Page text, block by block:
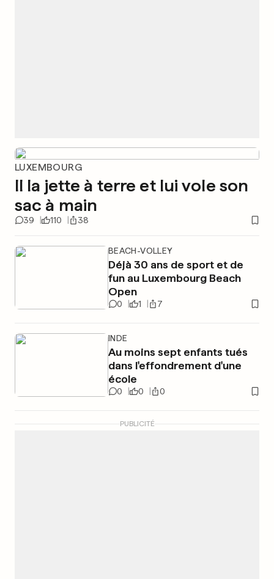
LUXEMBOURG
Il la jette à terre et lui vole son
sac à main
39 110 38
BEACH-VOLLEY
Déjà 30 ans de sport et de
fun au Luxembourg Beach
Open
0 1 7
INDE
Au moins sept enfants tués
dans l'effondrement d'une
école
0 0 0
PUBLICITÉ